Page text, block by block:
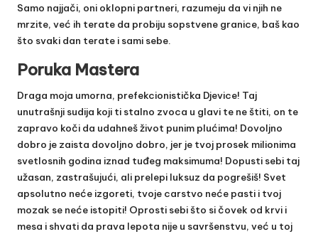
Samo najjači, oni oklopni partneri, razumeju da vi njih ne
mrzite, već ih terate da probiju sopstvene granice, baš kao
što svaki dan terate i sami sebe.
Poruka Mastera
Draga moja umorna, prefekcionistička Djevice! Taj
unutrašnji sudija koji ti stalno zvoca u glavi te ne štiti, on te
zapravo koči da udahneš život punim plućima! Dovoljno
dobro je zaista dovoljno dobro, jer je tvoj prosek milionima
svetlosnih godina iznad tuđeg maksimuma! Dopusti sebi taj
užasan, zastrašujući, ali prelepi luksuz da pogrešiš! Svet
apsolutno neće izgoreti, tvoje carstvo neće pasti i tvoj
mozak se neće istopiti! Oprosti sebi što si čovek od krvi i
mesa i shvati da prava lepota nije u savršenstvu, već u toj